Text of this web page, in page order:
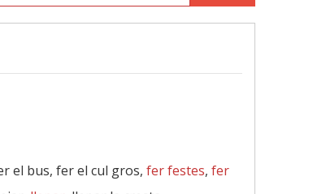
el bus, fer el cul gros, fer festes, fer